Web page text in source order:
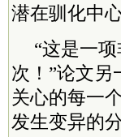
潜在驯化中心
“这是一
次！”论文
关心的每一
发生变异的